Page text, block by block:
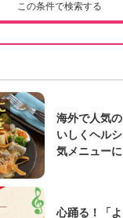
この条件で検索する
海外で人気
いしくヘル
気メニュー
心踊る！「